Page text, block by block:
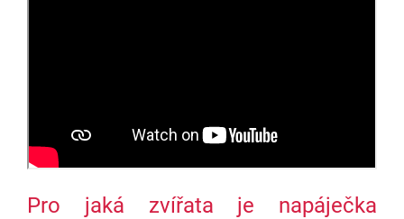
Pro jaká zvířata je napáječka